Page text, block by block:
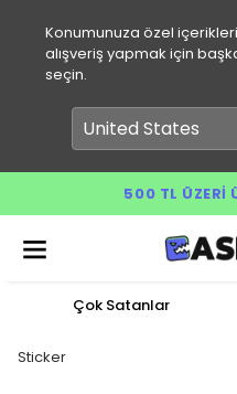
Konumunuza özel
alışveriş yapmak için
seçin.
500 TL ÜZERI
Çok Satanlar
Sticker